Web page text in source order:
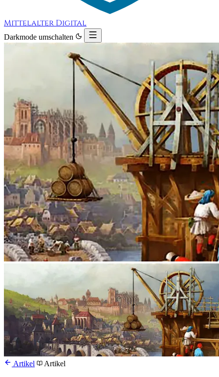
Mittelalter Digital
Darkmode umschalten
Artikel Artikel